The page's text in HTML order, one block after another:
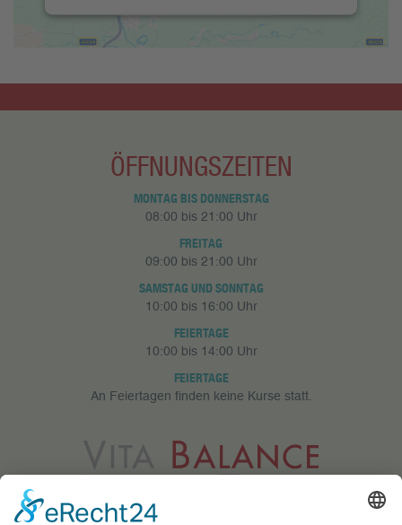
Mehr Informationen
powered byUsercentrics Consent
ÖFFNUNGSZEITEN
MONTAG BIS DONNERSTAG
08:00 bis 21:00 Uhr
FREITAG
09:00 bis 21:00 Uhr
SAMSTAG UND SONNTAG
10:00 bis 16:00 Uhr
FEIERTAGE
10:00 bis 14:00 Uhr
FEIERTAGE
An Feiertagen finden keine Kurse statt.